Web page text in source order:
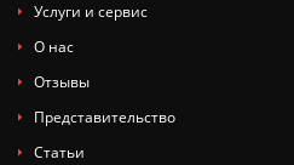
Услуги и сервис
О нас
Отзывы
Представительство
Статьи